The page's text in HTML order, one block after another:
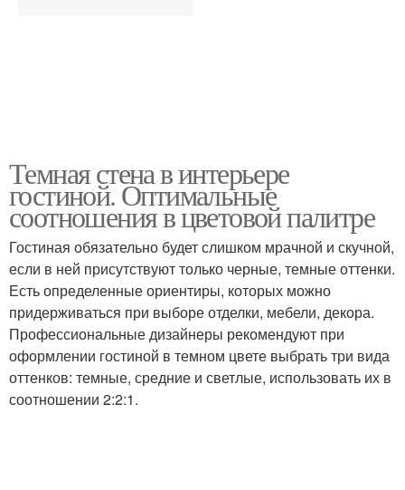
Темная стена в интерьере
гостиной. Оптимальные
соотношения в цветовой палитре
Гостиная обязательно будет слишком мрачной и скучной,
если в ней присутствуют только черные, темные оттенки.
Есть определенные ориентиры, которых можно
придерживаться при выборе отделки, мебели, декора.
Профессиональные дизайнеры рекомендуют при
оформлении гостиной в темном цвете выбрать три вида
оттенков: темные, средние и светлые, использовать их в
соотношении 2:2:1.